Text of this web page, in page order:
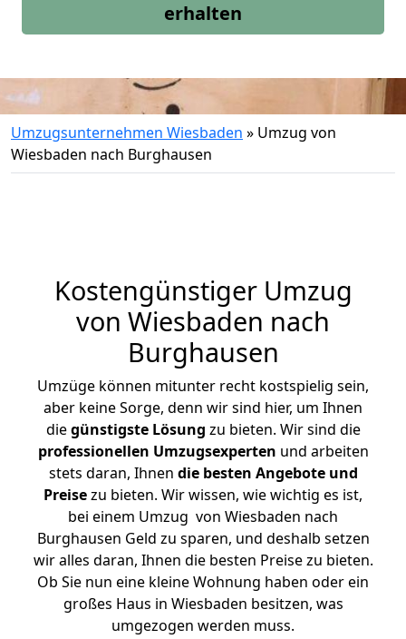
erhalten
Umzugsunternehmen Wiesbaden » Umzug von
Wiesbaden nach Burghausen
Kostengünstiger Umzug
von Wiesbaden nach
Burghausen
Umzüge können mitunter recht kostspielig sein,
aber keine Sorge, denn wir sind hier, um Ihnen
diegünstigste Lösung zu bieten. Wir sind die
professionellen Umzugsexperten und arbeiten
stets daran, Ihnen die besten Angebote und
Preisezu bieten. Wir wissen, wie wichtig es ist,
bei einem Umzug von Wiesbaden nach
Burghausen Geld zu sparen, und deshalb setzen
wir alles daran, Ihnen die besten Preise zu bieten.
Ob Sie nun eine kleine Wohnung haben oder ein
großes Haus in Wiesbaden besitzen, was
umgezogen werden muss.